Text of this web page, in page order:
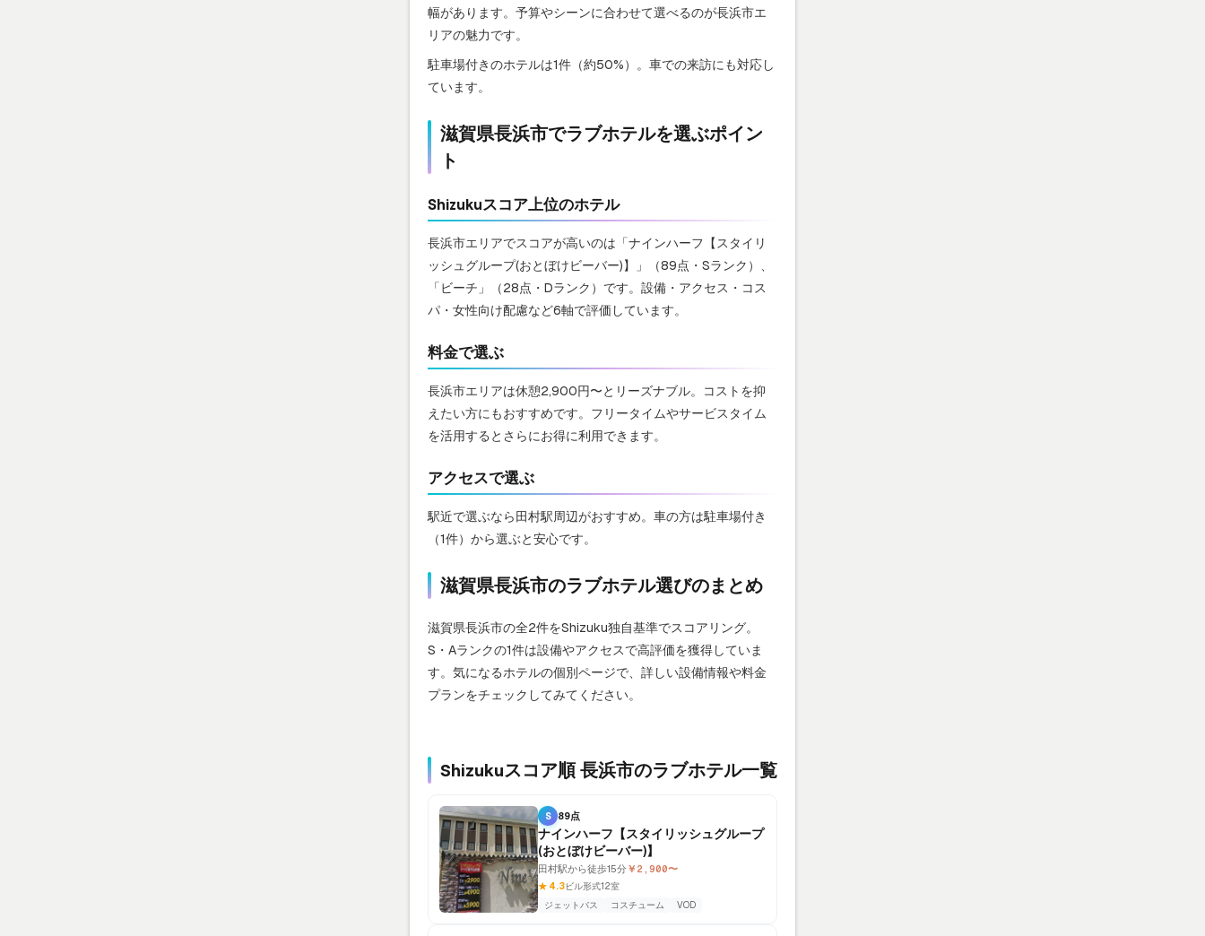
幅があります。予算やシーンに合わせて選べるのが長浜市エ
リアの魅力です。
駐車場付きのホテルは1件（約50%）。車での来訪にも対応し
ています。
滋賀県長浜市でラブホテルを選ぶポイン
ト
Shizukuスコア上位のホテル
長浜市エリアでスコアが高いのは「ナインハーフ【スタイリ
ッシュグループ(おとぼけビーバー)】」（89点・Sランク）、
「ビーチ」（28点・Dランク）です。設備・アクセス・コス
パ・女性向け配慮など6軸で評価しています。
料金で選ぶ
長浜市エリアは休憩2,900円〜とリーズナブル。コストを抑
えたい方にもおすすめです。フリータイムやサービスタイム
を活用するとさらにお得に利用できます。
アクセスで選ぶ
駅近で選ぶなら田村駅周辺がおすすめ。車の方は駐車場付き
（1件）から選ぶと安心です。
滋賀県長浜市のラブホテル選びのまとめ
滋賀県長浜市の全2件をShizuku独自基準でスコアリング。
S・Aランクの1件は設備やアクセスで高評価を獲得していま
す。気になるホテルの個別ページで、詳しい設備情報や料金
プランをチェックしてみてください。
Shizukuスコア順 長浜市のラブホテル一覧
S 89点
ナインハーフ【スタイリッシュグループ
(おとぼけビーバー)】
田村駅から徒歩15分￥2,900〜
★ 4.3ビル形式12室
ジェットバス
コスチューム VOD